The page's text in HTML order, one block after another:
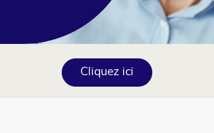
Cliquez ici